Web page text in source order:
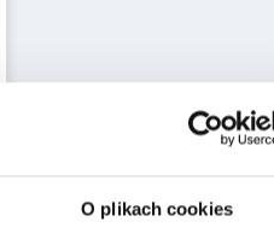
O plikach cookies